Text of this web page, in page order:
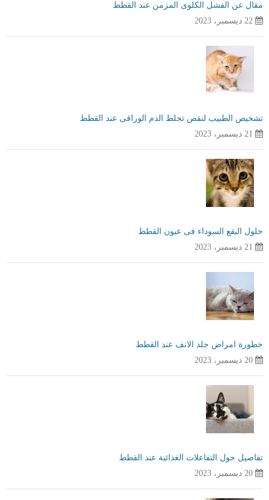
مقال عن الفشل الكلوى المزمن عند القطط
22 ديسمبر، 2023
تشخيص الطبيب لنقص تجلط الدم الوراقى عند القطط
21 ديسمبر، 2023
حلول البقع السوداء فى عيون القطط
21 ديسمبر، 2023
خطورة امراض جلد الانف عند القطط
20 ديسمبر، 2023
تفاصيل حول التفاعلات الغذائية عند القطط
20 ديسمبر، 2023